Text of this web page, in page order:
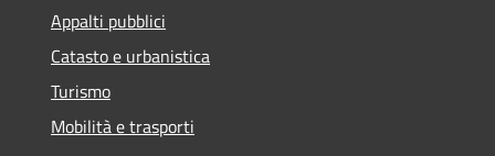
Appalti pubblici
Catasto e urbanistica
Turismo
Mobilità e trasporti